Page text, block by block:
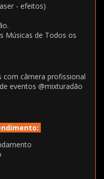
- efeitos)
Músicas de Todos os
com câmera profissional
eventos @mixturadão